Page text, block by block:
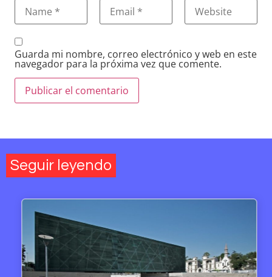
Guarda mi nombre, correo electrónico y web en este
navegador para la próxima vez que comente.
Seguir leyendo